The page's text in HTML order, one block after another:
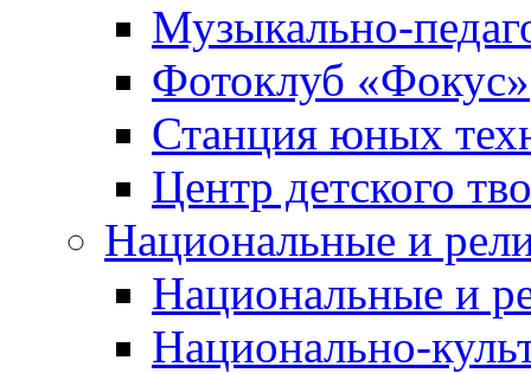
Музыкально-
Фотоклуб «Фокус»
Станция юных
Центр детского
Национальные и
Национальные и
Национально-